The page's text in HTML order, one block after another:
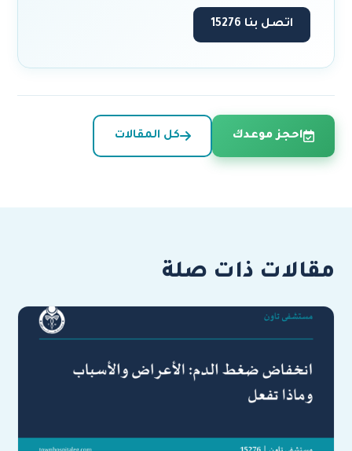
اتصل بنا 15276
احجز موعدك كل المقالات
مقالات ذات صلة